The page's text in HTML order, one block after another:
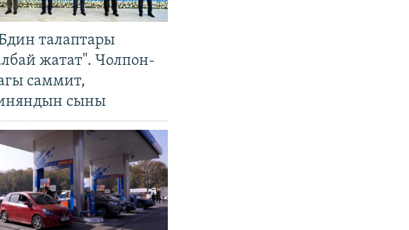
талаптары
жатат". Чолпон-
саммит,
сыны